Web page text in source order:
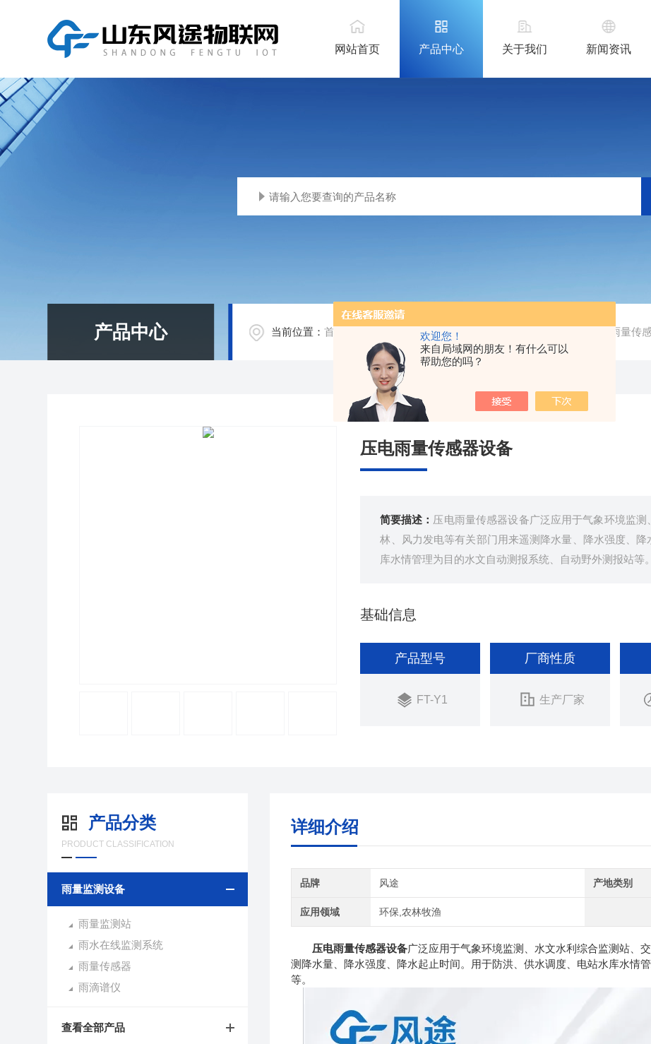
欢迎您！
来自局域网的朋友！有什么可以
帮助您的吗？
网站首页 产品中心 关于我们 新闻资讯
产品中心 当前位置：首页 雨量监测设备 / FT-Y1压电雨量传
压电雨量传感器设备
简要描述： 压电雨量传感器设备广泛应用于气象环境监
林、风力发电等有关部门用来遥测降水量、降水强度、
库水情管理为目的水文自动测报系统、自动野外测报站等。
基础信息
产品型号
FT-Y1
厂商性质
生产厂家
产品分类
PRODUCT CLASSIFICATION
雨量监测设备
雨量监测站
雨水在线监测系统
雨量传感器
雨滴谱仪
查看全部产品
详细介绍
品牌 风途 产地类别
应用领域 环保,农林牧渔
压电雨量传感器设备广泛应用于气象环境监测、水文水利综合监测站、
测降水量、降水强度、降水起止时间。用于防洪、供水调度、电站水库水情
等。